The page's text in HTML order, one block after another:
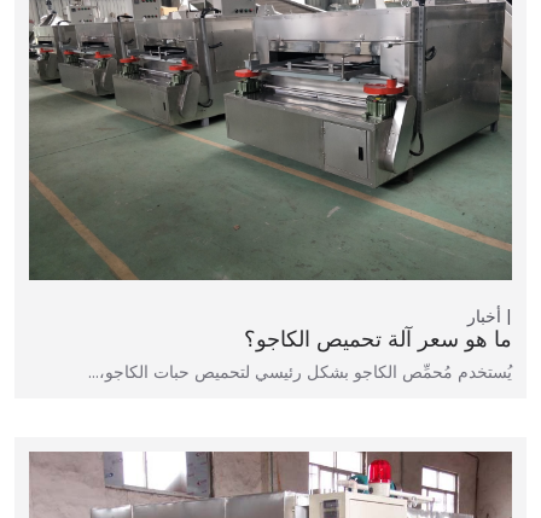
أخبار
ما هو سعر آلة تحميص الكاجو؟
يُستخدم مُحمِّص الكاجو بشكل رئيسي لتحميص حبات الكاجو،…